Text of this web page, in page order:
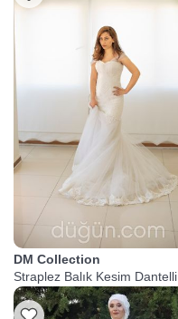
DM Collection
Straplez Balık Kesim Dantelli
Gelinlik